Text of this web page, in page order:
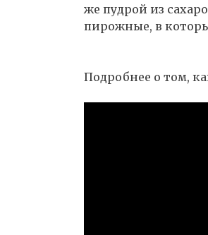
же пудрой из
пирожные, в
Подробнее о том,